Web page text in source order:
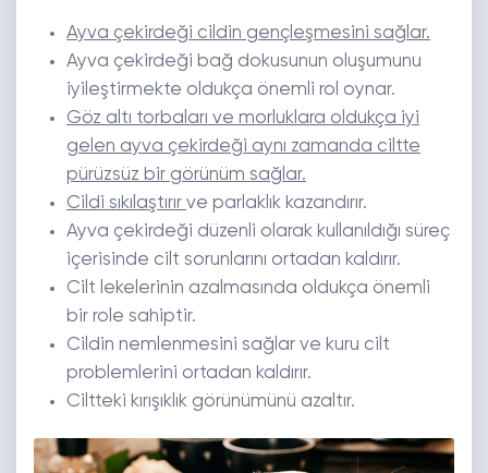
Ayva çekirdeği cildin gençleşmesini sağlar.
Ayva çekirdeği bağ dokusunun oluşumunu
iyileştirmekte oldukça önemli rol oynar.
Göz altı torbaları ve morluklara oldukça iyi
gelen ayva çekirdeği aynı zamanda ciltte
pürüzsüz bir görünüm sağlar.
Cildi sıkılaştırır ve parlaklık kazandırır.
Ayva çekirdeği düzenli olarak kullanıldığı süreç
içerisinde cilt sorunlarını ortadan kaldırır.
Cilt lekelerinin azalmasında oldukça önemli
bir role sahiptir.
Cildin nemlenmesini sağlar ve kuru cilt
problemlerini ortadan kaldırır.
Ciltteki kırışıklık görünümünü azaltır.